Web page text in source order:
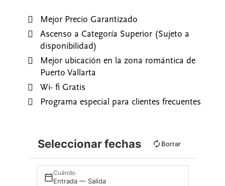
Mejor Precio Garantizado
Ascenso a Categoría Superior (Sujeto a
disponibilidad)
Mejor ubicación en la zona romántica de
Puerto Vallarta
Wi- fi Gratis
Programa especial para clientes frecuentes
Seleccionar fechas Borrar
Cuándo
Entrada — Salida